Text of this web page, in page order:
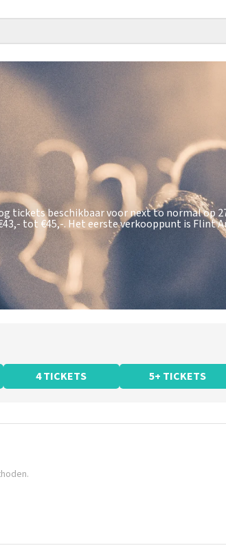
tickets beschikbaar voor next to normal op
tot €45,-. Het eerste verkooppunt is Flint
4 TICKETS 5+ TICKETS